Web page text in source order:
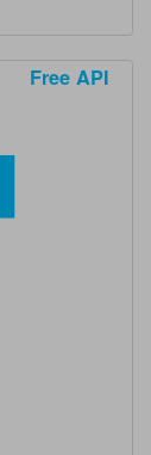
Free API